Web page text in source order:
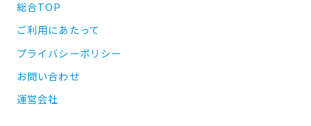
総合TOP
ご利用にあたって
プライバシーポリシー
お問い合わせ
運営会社